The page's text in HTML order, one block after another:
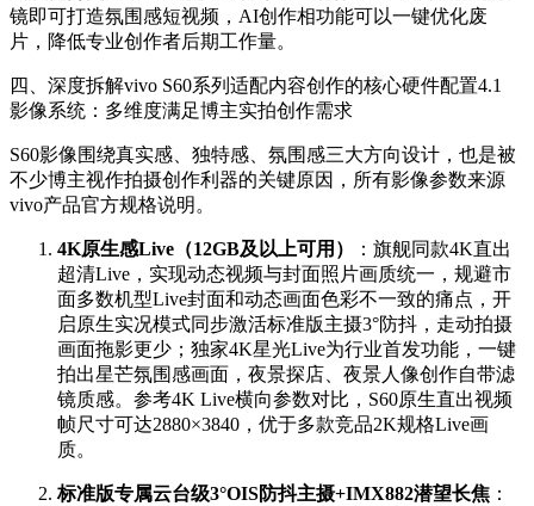
镜即可打造氛围感短视频，AI创作相功能可以一键优化废
片，降低专业创作者后期工作量。
四、深度拆解vivo S60系列适配内容创作的核心硬件配置4.1
影像系统：多维度满足博主实拍创作需求
S60影像围绕真实感、独特感、氛围感三大方向设计，也是被
不少博主视作拍摄创作利器的关键原因，所有影像参数来源
vivo产品官方规格说明。
4K原生感Live（12GB及以上可用）
：旗舰同款4K直出
超清Live，实现动态视频与封面照片画质统一，规避市
面多数机型Live封面和动态画面色彩不一致的痛点，开
启原生实况模式同步激活标准版主摄3°防抖，走动拍摄
画面拖影更少；独家4K星光Live为行业首发功能，一键
拍出星芒氛围感画面，夜景探店、夜景人像创作自带滤
镜质感。参考4K Live横向参数对比，S60原生直出视频
帧尺寸可达2880×3840，优于多款竞品2K规格Live画
质。
标准版专属云台级3°OIS防抖主摄+IMX882潜望长焦 ：